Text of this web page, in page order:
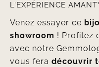
L'EXPÉRIENCE
Venez essayer ce
showroom ! Profitez
avec notre
vous fera découvrir